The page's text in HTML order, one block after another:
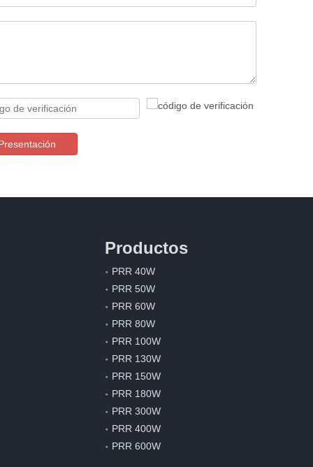
Productos
PRR 40W
PRR 50W
PRR 60W
PRR 80W
PRR 100W
PRR 130W
PRR 150W
PRR 180W
PRR 300W
PRR 400W
PRR 600W